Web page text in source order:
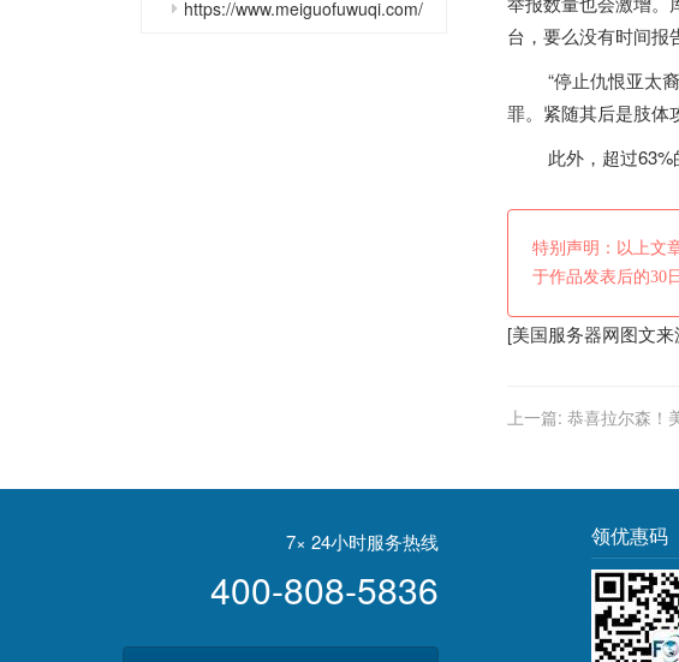
https://www.meiguofuwuqi.com/
台，要么没有时间报
“停止仇恨亚太裔”
罪。紧随其后是肢体
此外，超过63%的
特别声明：以上文
于作品发表后的30
[美国服务器网图文
上一篇: 恭喜拉尔森！
7× 24小时服务热线
400-808-5836
领优惠码